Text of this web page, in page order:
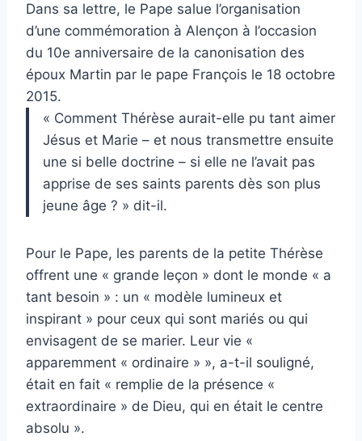
Dans sa lettre, le Pape salue l’organisation
d’une commémoration à Alençon à l’occasion
du 10e anniversaire de la canonisation des
époux Martin par le pape François le 18 octobre
2015.
« Comment Thérèse aurait-elle pu tant aimer
Jésus et Marie – et nous transmettre ensuite
une si belle doctrine – si elle ne l’avait pas
apprise de ses saints parents dès son plus
jeune âge ? » dit-il.
Pour le Pape, les parents de la petite Thérèse
offrent une « grande leçon » dont le monde « a
tant besoin » : un « modèle lumineux et
inspirant » pour ceux qui sont mariés ou qui
envisagent de se marier. Leur vie «
apparemment « ordinaire » », a-t-il souligné,
était en fait « remplie de la présence «
extraordinaire » de Dieu, qui en était le centre
absolu ».